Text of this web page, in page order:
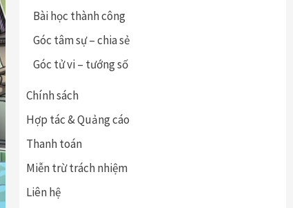
Bài học thành công
Góc tâm sự – chia sẻ
Góc tử vi – tướng số
Chính sách
Hợp tác & Quảng cáo
Thanh toán
Miễn trừ trách nhiệm
Liên hệ